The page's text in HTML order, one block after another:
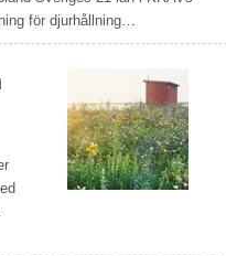
för djurhållning…